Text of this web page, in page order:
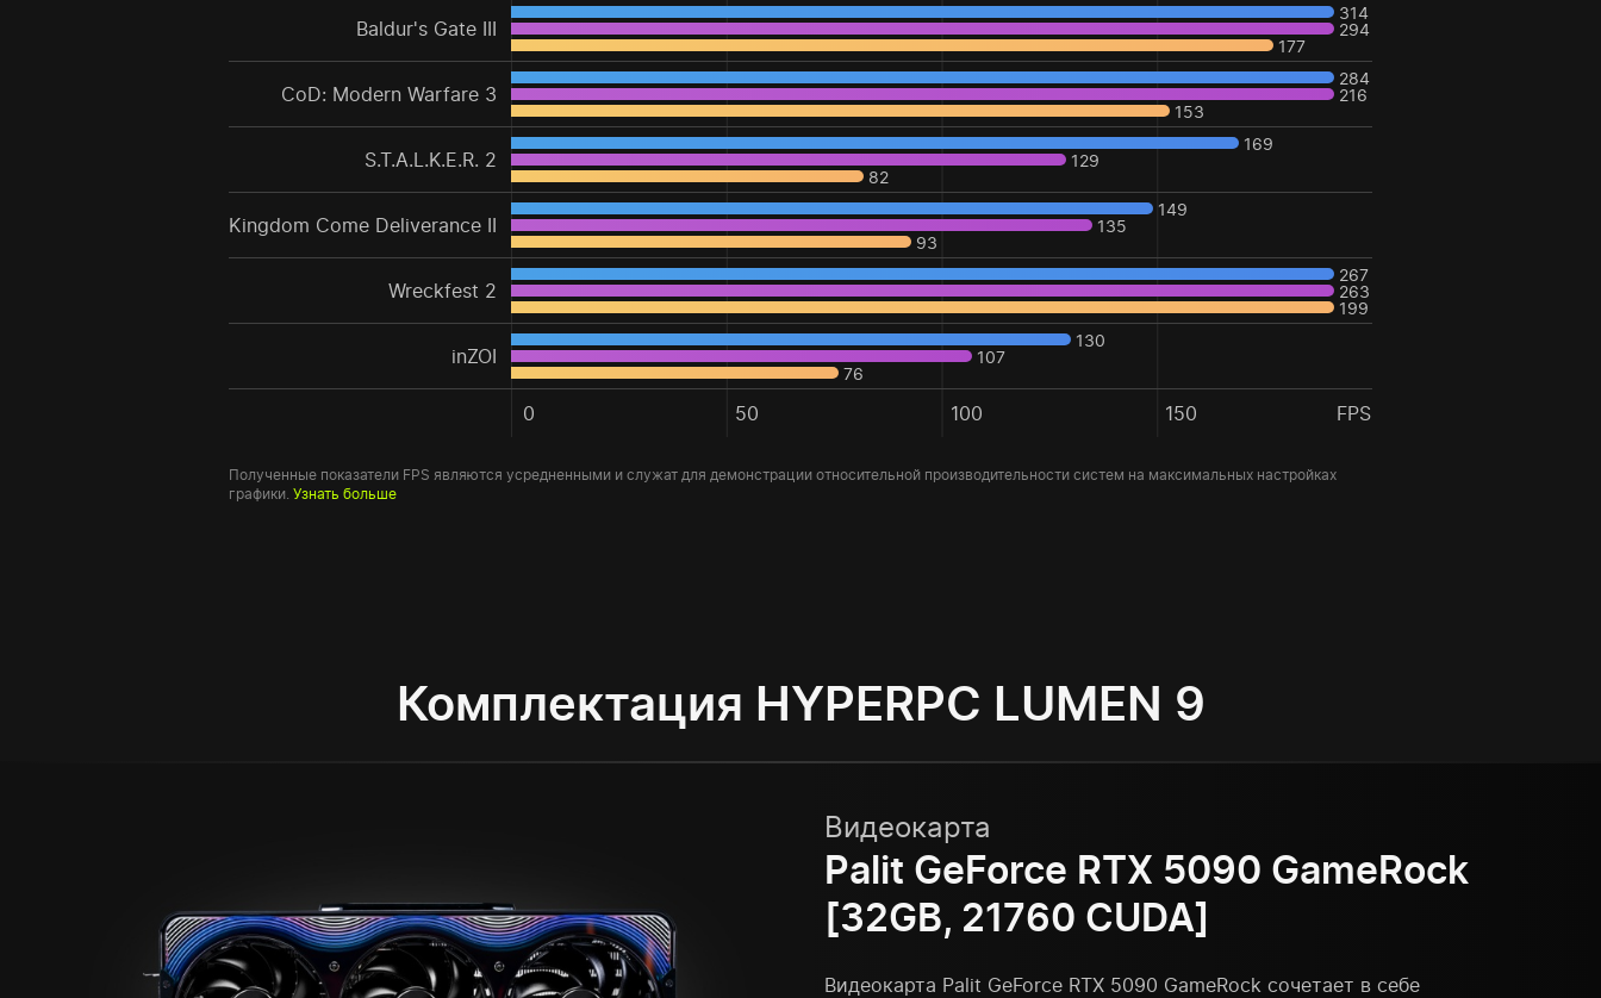
Baldur's Gate III
314
294
177
CoD: Modern Warfare 3
284
216
153
S.T.A.L.K.E.R. 2
169
129
82
Kingdom Come Deliverance II
149
135
93
Wreckfest 2
267
263
199
inZOI
130
107
76
0 50 100 150 FPS
Полученные показатели FPS являются усредненными и служат для демонстрации относительной производительности систем на максимальных настройках
графики. Узнать больше
Комплектация HYPERPC LUMEN 9
Видеокарта
Palit GeForce RTX 5090 GameRock
[32GB, 21760 CUDA]
Видеокарта Palit GeForce RTX 5090 GameRock сочетает в себе